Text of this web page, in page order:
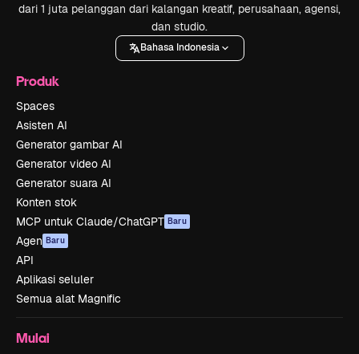
dari 1 juta pelanggan dari kalangan kreatif, perusahaan, agensi,
dan studio.
Bahasa Indonesia
Produk
Spaces
Asisten AI
Generator gambar AI
Generator video AI
Generator suara AI
Konten stok
MCP untuk Claude/ChatGPT Baru
Agen Baru
API
Aplikasi seluler
Semua alat Magnific
Mulai